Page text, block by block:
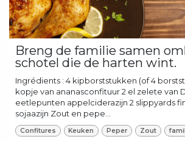
Breng de familie samen
schotel die de harten wint.
Ingrédients : 4 kipborststukken (of 4
kopje van ananasconfituur 2 el zelete van
eetlepunten appelciderazijn 2 slippyards
sojaazijn Zout en pepe...
Confitures Keuken Peper Zout